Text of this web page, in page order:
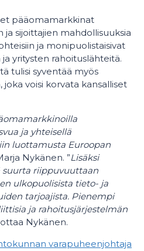
pääomamarkkinat
ja sijoittajien mahdollisuuksia
ja monipuolistaisivat
yritysten rahoituslähteitä.
tulisi syventää myös
voisi korvata kansalliset
ja yhteisellä
luottamusta Euroopan
Nykänen. ”Lisäksi
suurta riippuvuuttaan
ulkopuolisista tieto- ja
tarjoajista. Pienempi
ja rahoitusjärjestelmän
Nykänen.
varapuheenjohtaja